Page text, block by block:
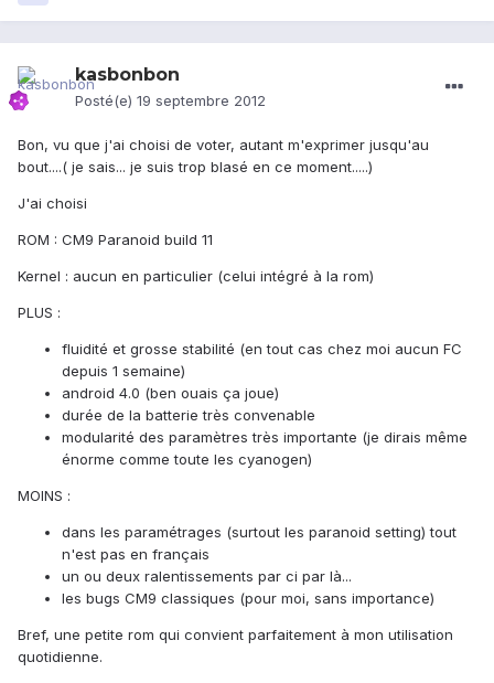
kasbonbon
Posté(e) 19 septembre 2012
Bon, vu que j'ai choisi de voter, autant m'exprimer jusqu'au
bout....( je sais... je suis trop blasé en ce moment.....)
J'ai choisi
ROM : CM9 Paranoid build 11
Kernel : aucun en particulier (celui intégré à la rom)
PLUS :
fluidité et grosse stabilité (en tout cas chez moi aucun FC
depuis 1 semaine)
android 4.0 (ben ouais ça joue)
durée de la batterie très convenable
modularité des paramètres très importante (je dirais même
énorme comme toute les cyanogen)
MOINS :
dans les paramétrages (surtout les paranoid setting) tout
n'est pas en français
un ou deux ralentissements par ci par là...
les bugs CM9 classiques (pour moi, sans importance)
Bref, une petite rom qui convient parfaitement à mon utilisation
quotidienne.